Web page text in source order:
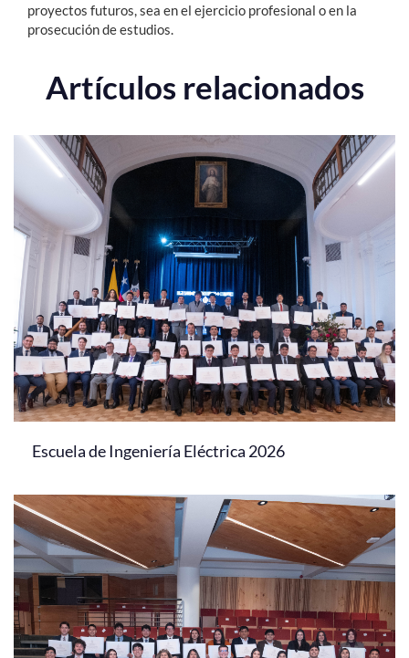
proyectos futuros, sea en el ejercicio profesional o en la
prosecución de estudios.
Artículos relacionados
Escuela de Ingeniería Eléctrica 2026